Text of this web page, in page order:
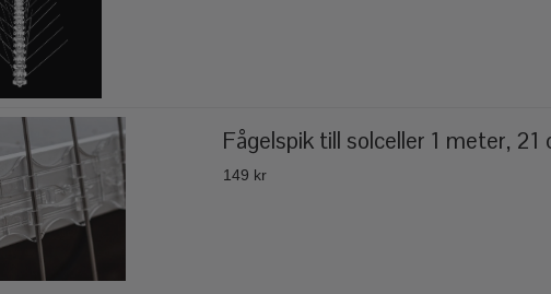
Fågelspik till solceller 1 meter, 21
149 kr